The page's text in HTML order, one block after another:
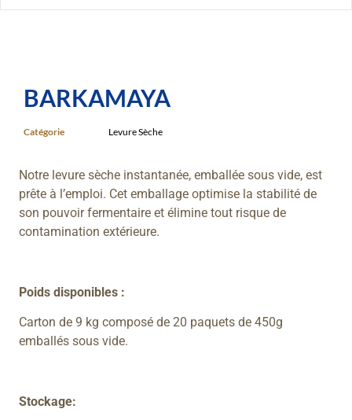
BARKAMAYA
Catégorie Levure Sèche
Notre levure sèche instantanée, emballée sous vide, est
prête à l’emploi. Cet emballage optimise la stabilité de
son pouvoir fermentaire et élimine tout risque de
contamination extérieure.
Poids disponibles :
Carton de 9 kg composé de 20 paquets de 450g
emballés sous vide.
Stockage: